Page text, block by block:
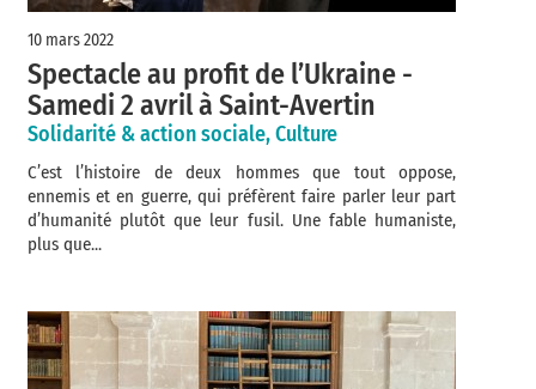
10 mars 2022
Spectacle au profit de l’Ukraine -
Samedi 2 avril à Saint-Avertin
Solidarité & action sociale, Culture
C’est l’histoire de deux hommes que tout oppose,
ennemis et en guerre, qui préfèrent faire parler leur part
d’humanité plutôt que leur fusil. Une fable humaniste,
plus que...